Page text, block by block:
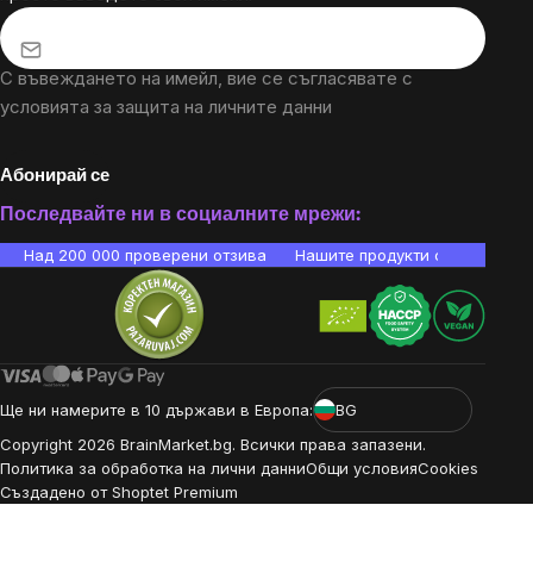
С въвеждането на имейл, вие се съгласявате с
условията за защита на личните данни
Абонирай се
Последвайте ни в социалните мрежи:
Над 200 000 проверени отзива Нашите продукти са
Ще ни намерите в 10 държави в Европа:
BG
Copyright 2026 BrainMarket.bg. Всички права запазени.
Политика за обработка на лични данниОбщи условияCookies
Създадено от Shoptet Premium